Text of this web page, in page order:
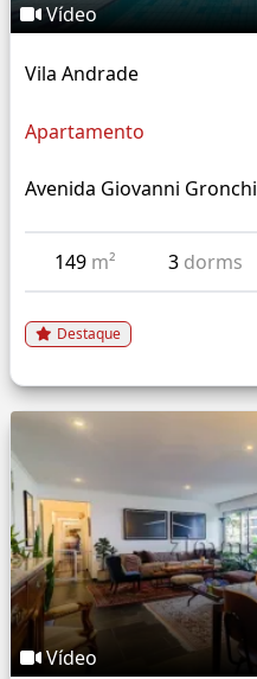
Vídeo
Vila Andrade
Apartamento
Avenida Giovanni Gronchi
149 m² 3 dorms
Destaque
Vídeo